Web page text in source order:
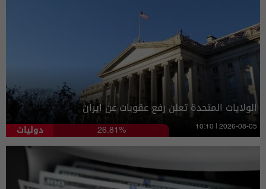
الولايات المتحدة تعلن رفع عقوبات عن ايران
دوليات 26.81% 10:10 | 2026-08-05